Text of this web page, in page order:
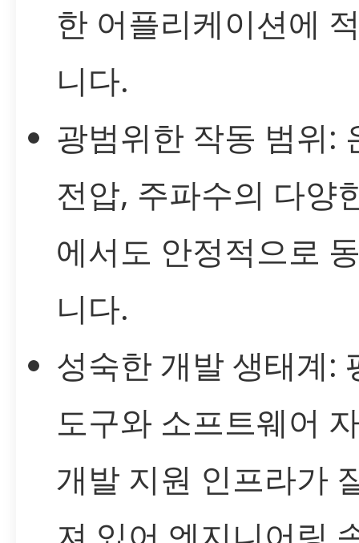
한 어플리케이션에
니다.
광범위한 작동 범위:
전압, 주파수의 다양
에서도 안정적으로
니다.
성숙한 개발 생태계:
도구와 소프트웨어
개발 지원 인프라가